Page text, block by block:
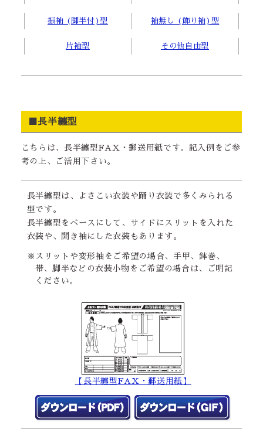
振袖 (脚半付)型 袖無し (飾り袖)型
片袖型 その他自由型
■長半纏型
こちらは、長半纏型FAX・郵送用紙です。記入例をご参
考の上、ご活用下さい。
長半纏型は、よさこい衣装や踊り衣装で多くみられる
型です。
長半纏型をベースにして、サイドにスリットを入れた
衣装や、開き袖にした衣装もあります。
※スリットや変形袖をご希望の場合、手甲、鉢巻、
帯、脚半などの衣装小物をご希望の場合は、ご明記
ください。
【長半纏型FAX・郵送用紙】